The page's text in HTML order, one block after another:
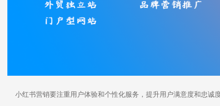
小红书营销要注重用户体验和个性化服务，提升用户满意度和忠诚